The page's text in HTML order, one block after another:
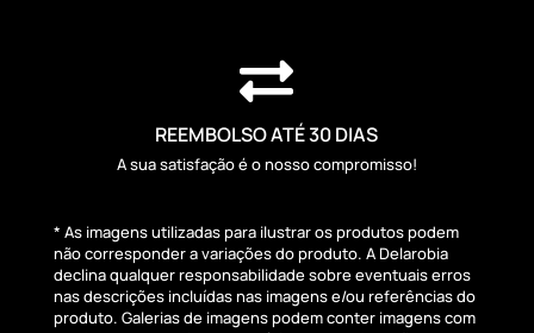

REEMBOLSO ATÉ 30 DIAS
A sua satisfação é o nosso compromisso!
* As imagens utilizadas para ilustrar os produtos podem
não corresponder a variações do produto. A Delarobia
declina qualquer responsabilidade sobre eventuais erros
nas descrições incluídas nas imagens e/ou referências do
produto. Galerias de imagens podem conter imagens com